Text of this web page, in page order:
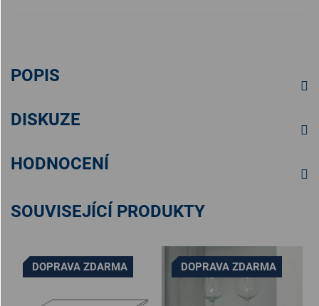
POPIS
DISKUZE
HODNOCENÍ
SOUVISEJÍCÍ PRODUKTY
DOPRAVA ZDARMA DOPRAVA ZDARMA